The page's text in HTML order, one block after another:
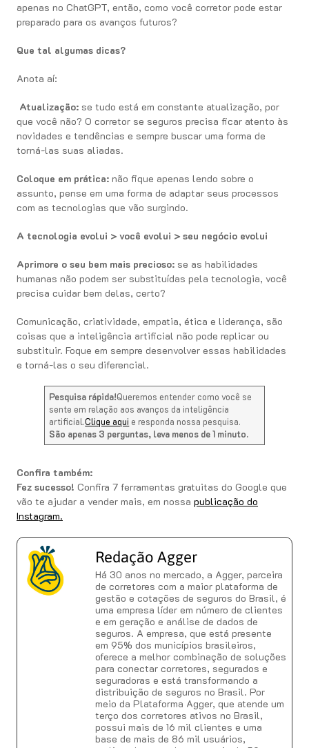
apenas no ChatGPT, então, como você corretor pode estar
preparado para os avanços futuros?
Que tal algumas dicas?
Anota aí:
Atualização: se tudo está em constante atualização, por
que você não? O corretor se seguros precisa ficar atento às
novidades e tendências e sempre buscar uma forma de
torná-las suas aliadas.
Coloque em prática: não fique apenas lendo sobre o
assunto, pense em uma forma de adaptar seus processos
com as tecnologias que vão surgindo.
A tecnologia evolui > você evolui > seu negócio evolui
Aprimore o seu bem mais precioso: se as habilidades
humanas não podem ser substituídas pela tecnologia, você
precisa cuidar bem delas, certo?
Comunicação, criatividade, empatia, ética e liderança, são
coisas que a inteligência artificial não pode replicar ou
substituir. Foque em sempre desenvolver essas habilidades
e torná-las o seu diferencial.
Pesquisa rápida!Queremos entender como você se
sente em relação aos avanços da inteligência
artificial.Clique aqui e responda nossa pesquisa.
São apenas 3 perguntas, leva menos de 1 minuto.
Confira também:
Fez sucesso! Confira 7 ferramentas gratuitas do Google que
vão te ajudar a vender mais, em nossa publicação do
Instagram.
Redação Agger
Há 30 anos no mercado, a Agger, parceira
de corretores com a maior plataforma de
gestão e cotações de seguros do Brasil, é
uma empresa líder em número de clientes
e em geração e análise de dados de
seguros. A empresa, que está presente
em 95% dos municípios brasileiros,
oferece a melhor combinação de soluções
para conectar corretores, segurados e
seguradoras e está transformando a
distribuição de seguros no Brasil. Por
meio da Plataforma Agger, que atende um
terço dos corretores ativos no Brasil,
possui mais de 16 mil clientes e uma
base de mais de 86 mil usuários,